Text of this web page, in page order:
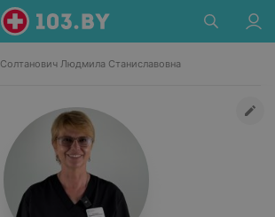
Солтанович Людмила Станиславовна